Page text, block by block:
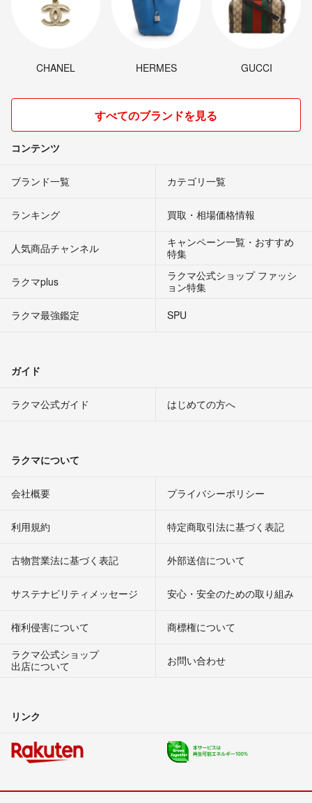
CHANEL HERMES GUCCI
すべてのブランドを見る
コンテンツ
ブランド一覧 カテゴリ一覧
ランキング 買取・相場価格情報
人気商品チャンネル
キャンペーン一覧・おすすめ
特集
ラクマplus
ラクマ公式ショップ ファッシ
ョン特集
ラクマ最強鑑定
SPU
ガイド
ラクマ公式ガイド はじめての方へ
ラクマについて
会社概要 プライバシーポリシー
利用規約 特定商取引法に基づく表記
古物営業法に基づく表記 外部送信について
サステナビリティメッセージ 安心・安全のための取り組み
権利侵害について
商標権について
ラクマ公式ショップ
出店について
お問い合わせ
リンク